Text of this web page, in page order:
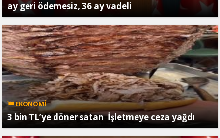
ay geri ödemesiz, 36 ay vadeli
EKONOMİ
3 bin TL’ye döner satan İşletmeye ceza yağdı